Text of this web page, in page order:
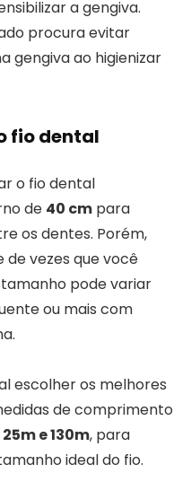
a gengiva.
procura evitar
gengiva ao higienizar
fio dental
o fio dental
de 40 cm para
os dentes. Porém,
vezes que você
pode variar
ou mais com
escolher os melhores
de comprimento
25m e 130m, para
ideal do fio.